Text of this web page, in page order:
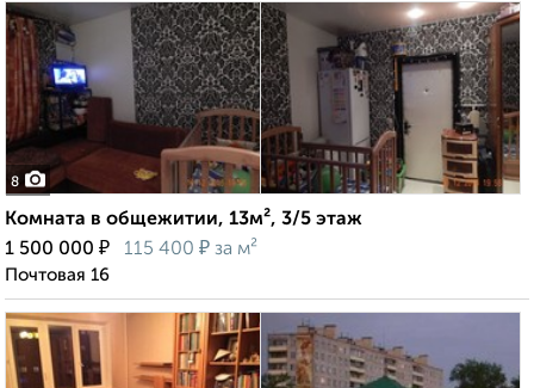
8
Комната в общежитии, 13м², 3/5 этаж
1 500 000 ₽ 115 400 ₽ за м²
Почтовая 16